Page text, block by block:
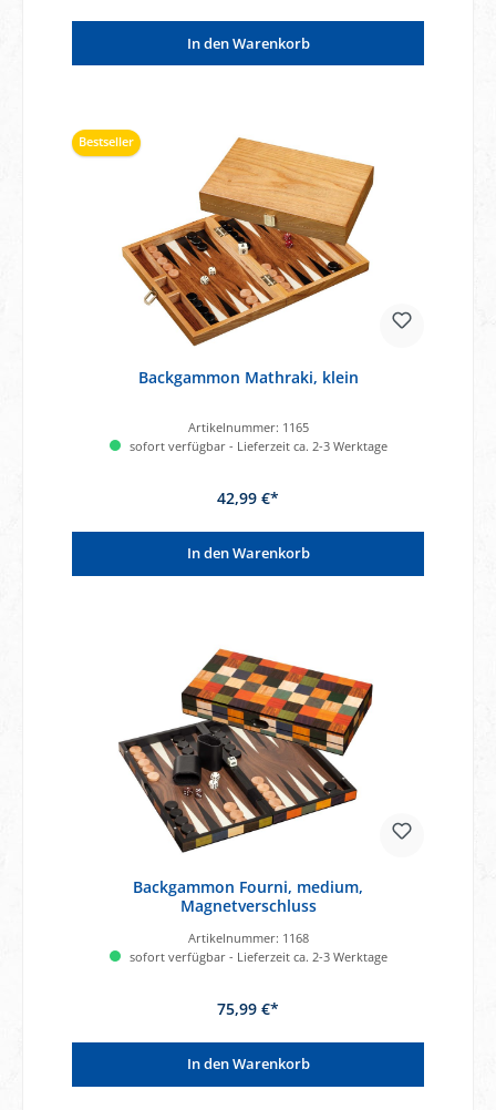
In den Warenkorb
Bestseller
Backgammon Mathraki, klein
Artikelnummer: 1165
sofort verfügbar - Lieferzeit ca. 2-3 Werktage
42,99 €*
In den Warenkorb
Backgammon Fourni, medium,
Magnetverschluss
Artikelnummer: 1168
sofort verfügbar - Lieferzeit ca. 2-3 Werktage
75,99 €*
In den Warenkorb